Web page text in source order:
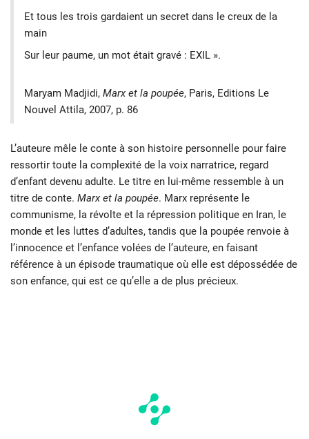
Et tous les trois gardaient un secret dans le creux de la
main
Sur leur paume, un mot était gravé : EXIL ».
Maryam Madjidi, Marx et la poupée, Paris, Editions Le
Nouvel Attila, 2007, p. 86
L’auteure mêle le conte à son histoire personnelle pour faire
ressortir toute la complexité de la voix narratrice, regard
d’enfant devenu adulte. Le titre en lui-même ressemble à un
titre de conte. Marx et la poupée. Marx représente le
communisme, la révolte et la répression politique en Iran, le
monde et les luttes d’adultes, tandis que la poupée renvoie à
l’innocence et l’enfance volées de l’auteure, en faisant
référence à un épisode traumatique où elle est dépossédée de
son enfance, qui est ce qu’elle a de plus précieux.